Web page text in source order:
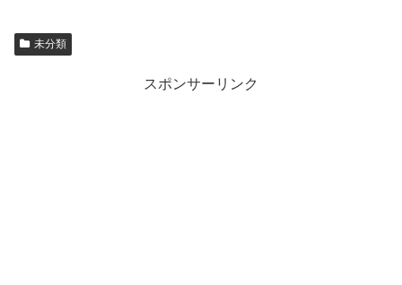
未分類
スポンサーリンク